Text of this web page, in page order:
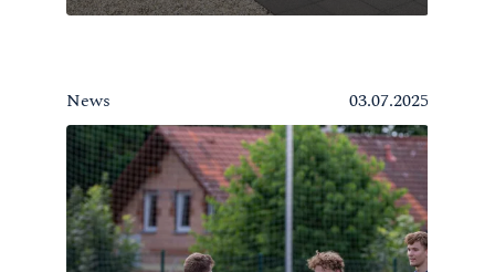
News 03.07.2025